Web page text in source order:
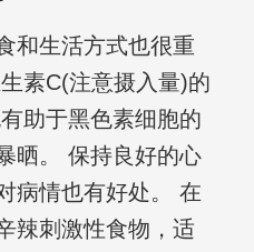
和生活方式也很重
素C(注意摄入量)的
助于黑色素细胞的
晒。 保持良好的心
病情也有好处。 在
辣刺激性食物，适